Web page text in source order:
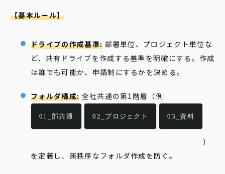
【基本ルール】
ドライブの作成基準: 部署単位、プロジェクト単位な
ど、共有ドライブを作成する基準を明確にする。作成
は誰でも可能か、申請制にするかを決める。
フォルダ構成: 全社共通の第1階層（例:
01_部共通 02_プロジェクト 03_資料
）
を定義し、無秩序なフォルダ作成を防ぐ。